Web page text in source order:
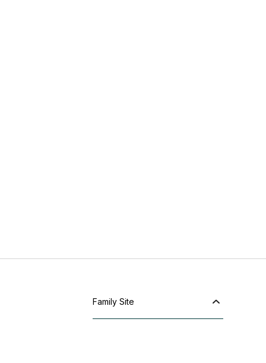
Family Site